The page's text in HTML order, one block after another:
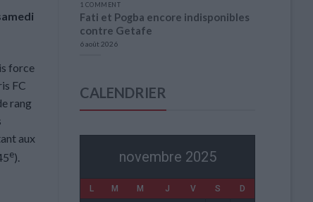
force
FC
rang
aux
e).
1 COMMENT
Fati et Pogba encore indisponibles
contre Getafe
6 août 2026
CALENDRIER
novembre 2025
L M M J V S D